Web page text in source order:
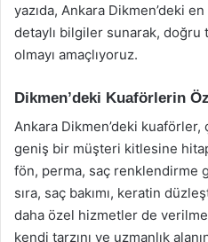
yazıda, Ankara Dikmen’deki
detaylı bilgiler sunarak, doğru
olmayı amaçlıyoruz.
Dikmen’deki Kuaförlerin
Ankara Dikmen’deki
geniş bir müşteri kitlesine
fön, perma, saç renklendirme
sıra, saç bakımı, keratin
daha özel hizmetler de
kendi tarzını ve uzmanlık